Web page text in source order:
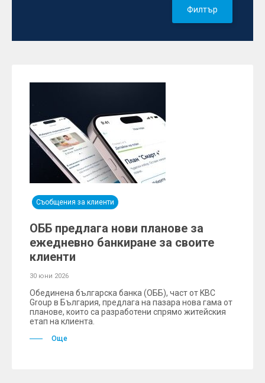
Филтър
Съобщения за клиенти
ОББ предлага нови планове за
ежедневно банкиране за своите
клиенти
30 юни 2026
Обединена българска банка (ОББ), част от KBC
Group в България, предлага на пазара нова гама от
планове, които са разработени спрямо житейския
етап на клиента.
Още